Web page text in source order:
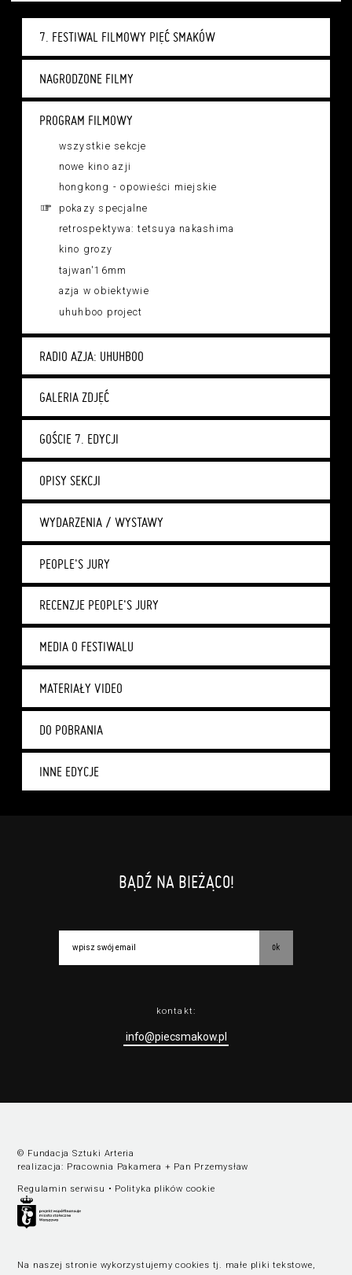
7. FESTIWAL FILMOWY PIĘĆ SMAKÓW
NAGRODZONE FILMY
PROGRAM FILMOWY
wszystkie sekcje
nowe kino azji
hongkong - opowieści miejskie
pokazy specjalne
retrospektywa: tetsuya nakashima
kino grozy
tajwan'16mm
azja w obiektywie
uhuhboo project
RADIO AZJA: UHUHBOO
GALERIA ZDJĘĆ
GOŚCIE 7. EDYCJI
OPISY SEKCJI
WYDARZENIA / WYSTAWY
PEOPLE'S JURY
RECENZJE PEOPLE'S JURY
MEDIA O FESTIWALU
MATERIAŁY VIDEO
DO POBRANIA
INNE EDYCJE
BĄDŹ NA BIEŻĄCO!
ok
kontakt:
info@piecsmakow.pl
© Fundacja Sztuki Arteria
realizacja: Pracownia Pakamera + Pan Przemysław
Regulamin serwisu • Polityka plików cookie
Na naszej stronie wykorzystujemy cookies tj. małe pliki tekstowe,